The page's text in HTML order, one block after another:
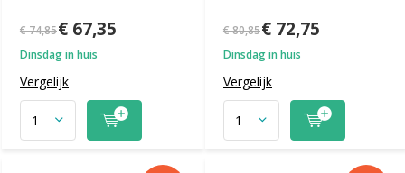
€ 74,85€ 67,35
Dinsdag in huis
Vergelijk
€ 80,85€ 72,75
Dinsdag in huis
Vergelijk